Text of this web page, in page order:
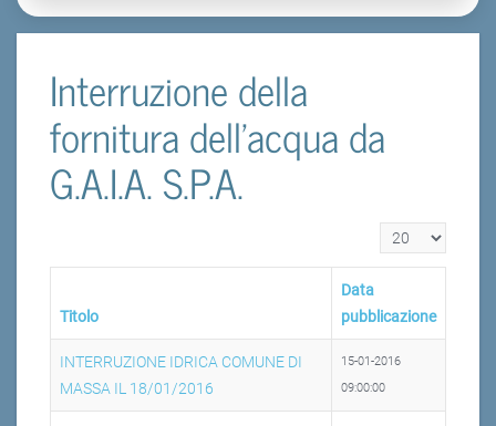
Interruzione della
fornitura dell'acqua da
G.A.I.A. S.P.A.
Visualizza n.
Titolo
Data
pubblicazione
INTERRUZIONE IDRICA COMUNE DI
MASSA IL 18/01/2016
15-01-2016
09:00:00